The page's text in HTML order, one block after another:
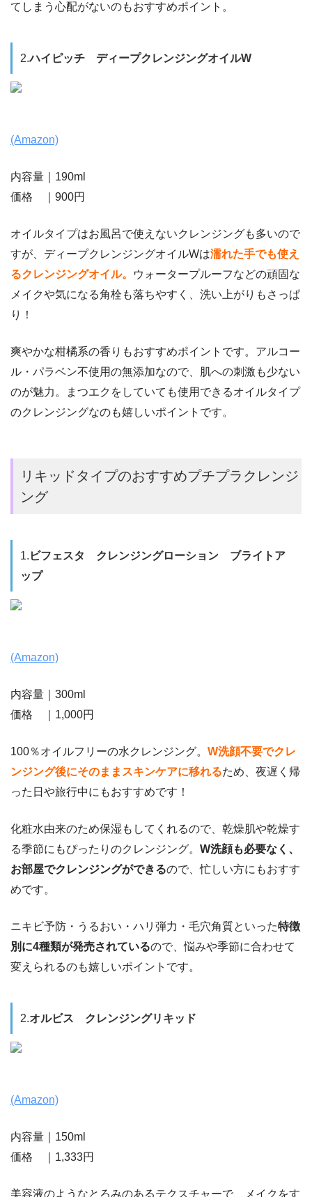
てしまう心配がないのもおすすめポイント。
2.ハイピッチ ディープクレンジングオイルW
(Amazon)
内容量｜190ml
価格 ｜900円
オイルタイプはお風呂で使えないクレンジングも多いので
すが、ディープクレンジングオイルWは濡れた手でも使え
るクレンジングオイル。
ウォータープルーフなどの頑固な
メイクや気になる角栓も落ちやすく、洗い上がりもさっぱ
り！
爽やかな柑橘系の香りもおすすめポイントです。 アルコー
ル・パラベン不使用の無添加なので、肌への刺激も少ない
のが魅力。まつエクをしていても使用できるオイルタイプ
のクレンジングなのも嬉しいポイントです。
リキッドタイプのおすすめプチプラクレンジ
ング
1. ビフェスタ クレンジングローション ブライトア
ップ
(Amazon)
内容量｜300ml
価格 ｜1,000円
100％オイルフリーの水クレンジング。 W洗顔不要でクレ
ンジング後にそのままスキンケアに移れるため、夜遅く帰
った日や旅行中にもおすすめです！
化粧水由来のため保湿もしてくれるので、乾燥肌や乾燥す
る季節にもぴったりのクレンジング。 W洗顔も必要なく、
お部屋でクレンジングができるので、忙しい方にもおすす
めです。
ニキビ予防・うるおい・ハリ弾力・毛穴角質といった特徴
別に4種類が発売されているので、悩みや季節に合わせて
変えられるのも嬉しいポイントです。
2.オルビス クレンジングリキッド
(Amazon)
内容量｜150ml
価格 ｜1,333円
美容液のようなとろみのあるテクスチャーで、メイクをす